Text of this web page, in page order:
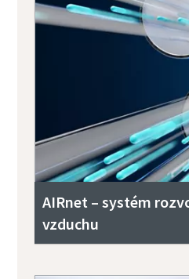
AIRnet – systém
vzduchu